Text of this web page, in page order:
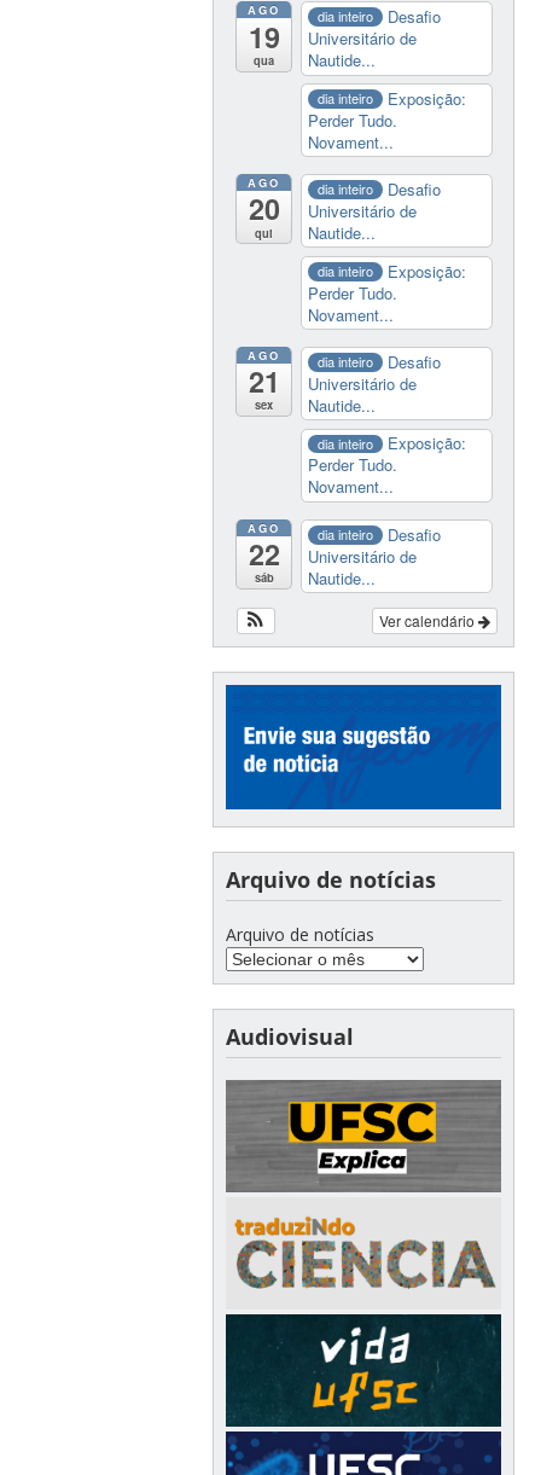
AGO
19
qua
dia inteiro
Desafio
Universitário de
Nautide...
dia inteiro
Exposição:
Perder Tudo.
Novament...
AGO
20
qui
dia inteiro
Desafio
Universitário de
Nautide...
dia inteiro
Exposição:
Perder Tudo.
Novament...
AGO
21
sex
dia inteiro
Desafio
Universitário de
Nautide...
dia inteiro
Exposição:
Perder Tudo.
Novament...
AGO
22
sáb
dia inteiro
Desafio
Universitário de
Nautide...
Ver calendário
Arquivo de notícias
Arquivo de notícias
Audiovisual